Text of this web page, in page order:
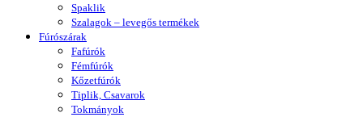
Spaklik
Szalagok – levegős termékek
Fúrószárak
Fafúrók
Fémfúrók
Kőzetfúrók
Tiplik, Csavarok
Tokmányok